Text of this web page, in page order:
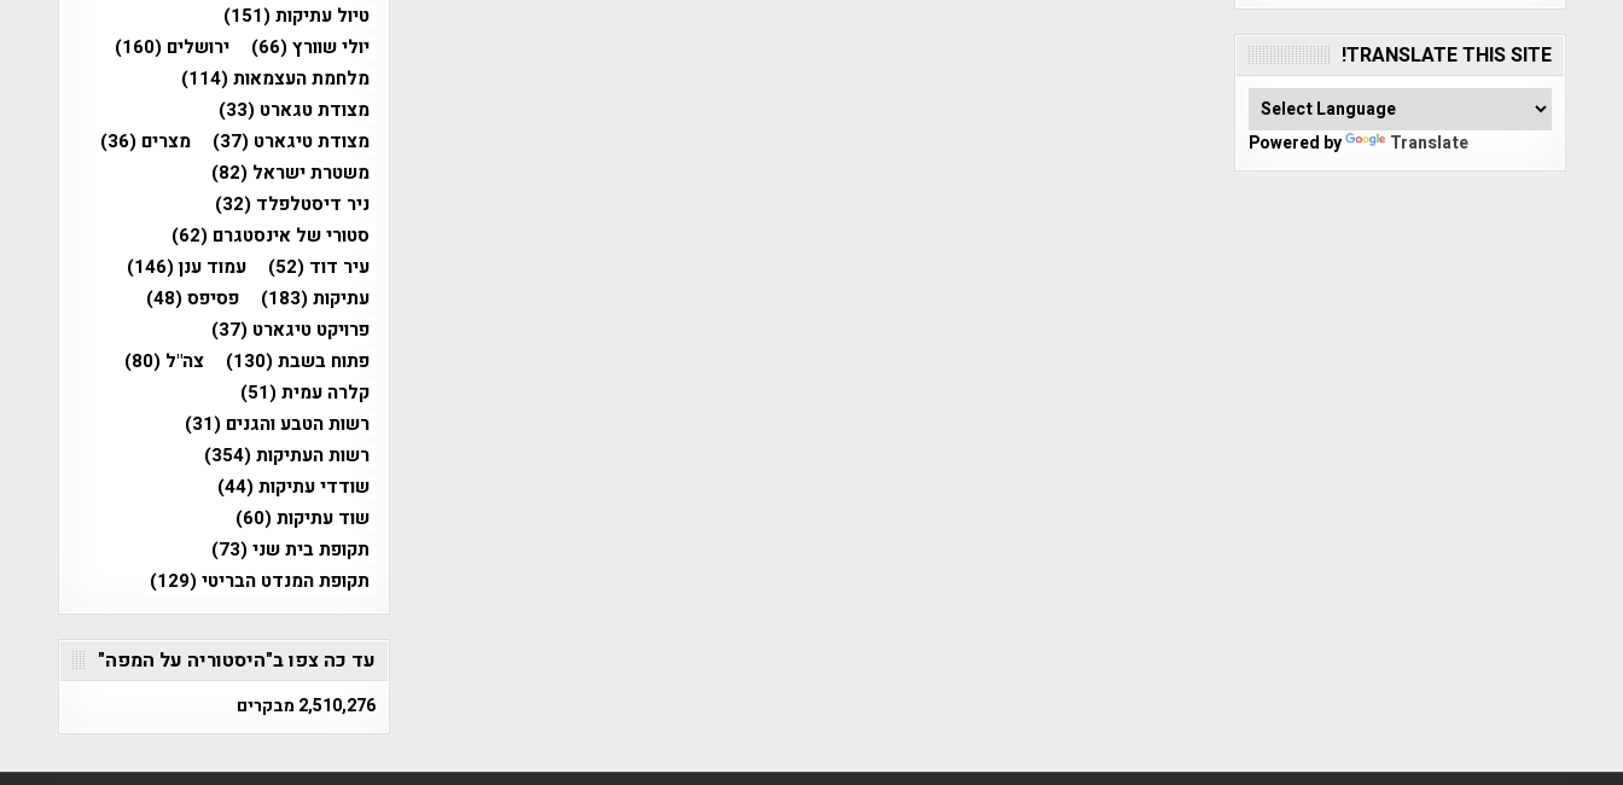
TRANSLATE THIS SITE!
Powered by Translate
טיול עתיקות(151)
יולי שוורץ(66) ירושלים (160)
מלחמת העצמאות(114)
מצודת טגארט (33)
מצודת טיגארט (37) מצרים (36)
משטרת ישראל (82)
ניר דיסטלפלד (32)
סטורי של אינסטגרם (62)
עיר דוד (52) עמוד ענן(146)
עתיקות(183) פסיפס(48)
פרויקט טיגארט (37)
פתוח בשבת(130) צה"ל (80)
קלרה עמית(51)
רשות הטבע והגנים (31)
רשות העתיקות(354)
שודדי עתיקות(44)
שוד עתיקות(60)
תקופת בית שני(73)
תקופת המנדט הבריטי(129)
עד כה צפו ב"היסטוריה על המפה"
2,510,276 מבקרים